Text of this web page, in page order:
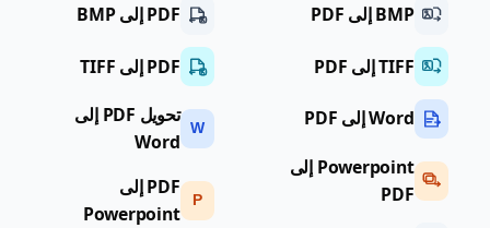
BMP إلى PDF
TIFF إلى PDF
Word إلى PDF
Powerpoint إلى
PDF
PDF إلى BMP
PDF إلى TIFF
W
تحويل PDF إلى
Word
P
PDF إلى
Powerpoint